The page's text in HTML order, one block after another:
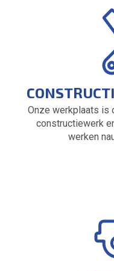
Onze werkplaats is
constructiewerk
werken